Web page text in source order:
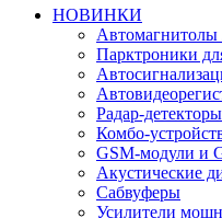
НОВИНКИ
Парктроники
Радар-
Комбо-
GSM-модули и
Акустические
Сабвуферы
Усилители